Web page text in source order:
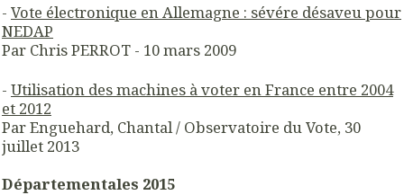
- Vote électronique en Allemagne : sévére désaveu pour
NEDAP
Par Chris PERROT - 10 mars 2009
- Utilisation des machines à voter en France entre 2004
et 2012
Par Enguehard, Chantal / Observatoire du Vote, 30
juillet 2013
Départementales 2015